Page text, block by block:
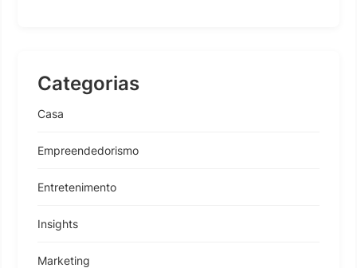
Categorias
Casa
Empreendedorismo
Entretenimento
Insights
Marketing